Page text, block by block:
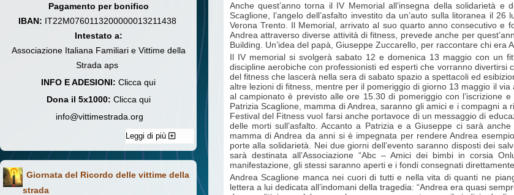
Pagamento per bonifico
IBAN: IT22M0760113200000013211438
Intestato a:
Associazione Italiana Familiari e Vittime della
Strada aps
INFO E ADESIONI: Clicca qui
Dona il 5x1000: Clicca qui
info@vittimestrada.org
Leggi di più
Giornata del Ricordo delle vittime della
strada
Anche quest’anno torna il IV Memorial all’insegna della solidarietà
Scaglione, l’angelo dell’asfalto investito da un’auto sulla litoranea il 26
Verona Trento. Il Memorial, arrivato al suo quarto anno consecutivo
Andrea attraverso diverse attività di fitness, prevede anche per
Building. Un’idea del papà, Giuseppe Zuccarello, per raccontare chi era
Il IV memorial si svolgerà sabato 12 e domenica 13 maggio con un
discipline aerobiche con professionisti ed esperti che vorranno
del fitness che lascerà nella sera di sabato spazio a spettacoli ed
altre lezioni di fitness, mentre per il pomeriggio di giorno 13 maggio il
al campionato è previsto alle ore 15.30 di pomeriggio con l’iscrizione
Patrizia Scaglione, mamma di Andrea, saranno gli amici e i compagni
Festival del Fitness vuol farsi anche portavoce di un messaggio di
delle morti sull’asfalto. Accanto a Patrizia e a Giuseppe ci sarà
mamma di Andrea da anni si è impegnata per rendere Andrea
porte alla solidarietà. Nei due giorni dell’evento saranno disposti dei
sarà destinata all’Associazione “Abc – Amici dei bimbi in corsia
manifestazione, gli stessi saranno aperti e i fondi consegnati
Andrea Scaglione manca nei cuori di tutti e nella vita di quanti ne
lettera a lui dedicata all’indomani della tragedia: “Andrea era quasi